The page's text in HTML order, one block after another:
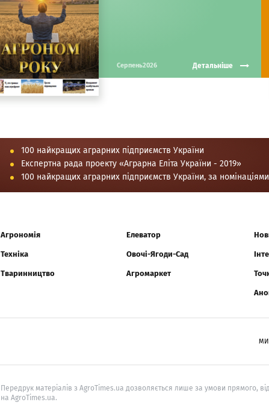
Серпень2026 Детальніше
100 найкращих аграрних підприємств України
Експертна рада проекту «Аграрна Еліта України - 2019»
100 найкращих аграрних підприємств України, за номінаціями
Агрономія
Техніка
Тваринництво
Елеватор
Овочі-Ягоди-Сад
Агромаркет
МИ
Передрук матеріалів з AgroTimes.ua дозволяється лише за умови прямого,
на AgroTimes.ua.